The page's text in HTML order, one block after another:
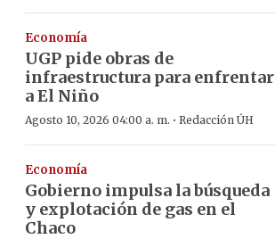
Economía
UGP pide obras de
infraestructura para enfrentar
a El Niño
Agosto 10, 2026 04:00 a. m. · Redacción ÚH
Economía
Gobierno impulsa la búsqueda
y explotación de gas en el
Chaco